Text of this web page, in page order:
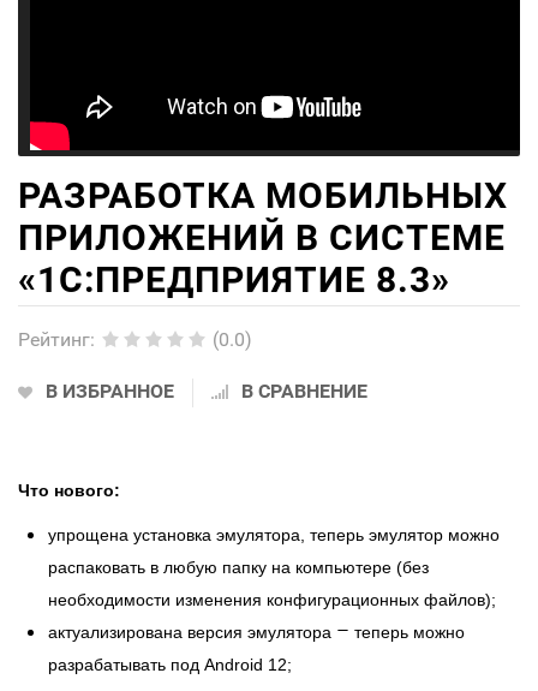
РАЗРАБОТКА МОБИЛЬНЫХ
ПРИЛОЖЕНИЙ В СИСТЕМЕ
«1С:ПРЕДПРИЯТИЕ 8.3»
Рейтинг: (0.0)
В ИЗБРАННОЕ В СРАВНЕНИЕ
Что нового:
упрощена установка эмулятора, теперь эмулятор можно
распаковать в любую папку на компьютере (без
необходимости изменения конфигурационных файлов);
актуализирована версия эмулятора – теперь можно
разрабатывать под Android 12;